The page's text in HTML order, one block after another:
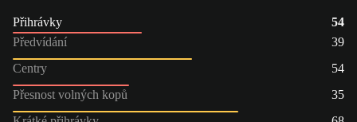
Přihrávky
54
Předvídání
39
Centry
54
Přesnost volných kopů
35